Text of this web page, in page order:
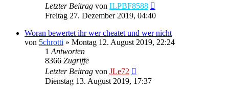
Letzter Beitrag von ILPBF8588
Freitag 27. Dezember 2019, 04:40
Woran bewertet ihr wer cheatet und wer nicht
von 5chrotti » Montag 12. August 2019, 22:24
1 Antworten
8366 Zugriffe
Letzter Beitrag von JLe72
Dienstag 13. August 2019, 17:37